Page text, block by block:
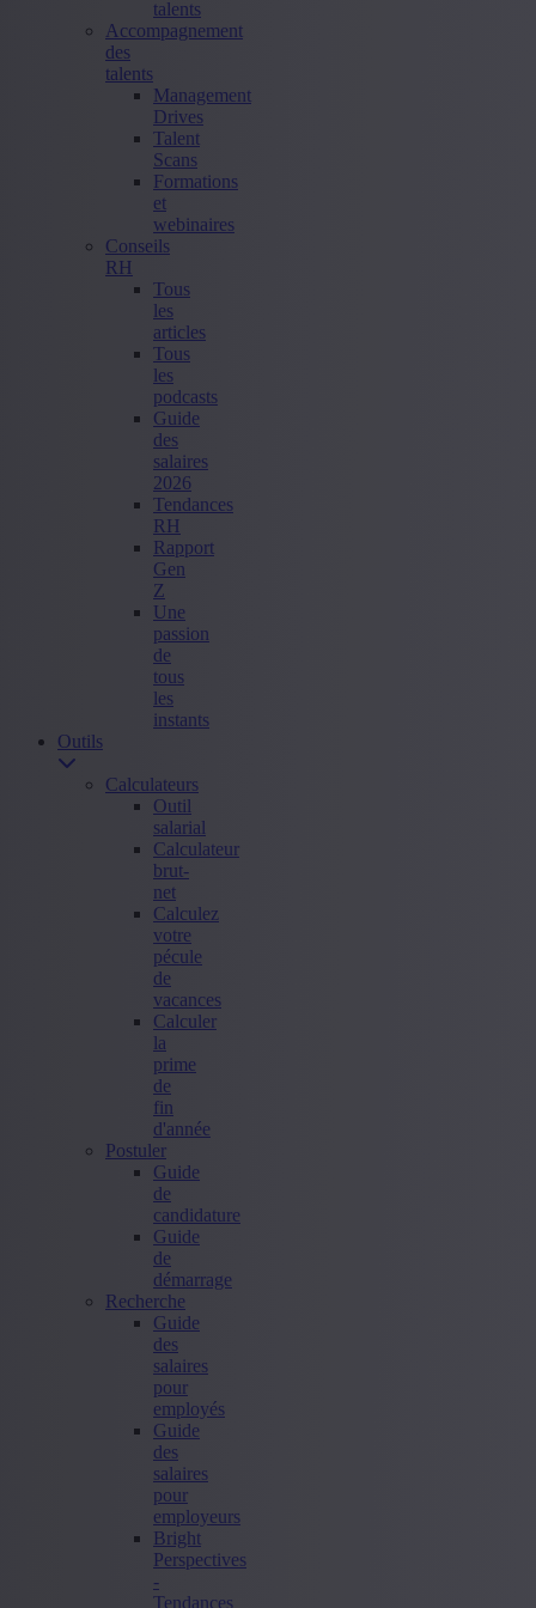
talents
Accompagnement
des
talents
Management
Drives
Talent
Scans
Formations
et
webinaires
Conseils
RH
Tous
les
articles
Tous
les
podcasts
Guide
des
salaires
2026
Tendances
RH
Rapport
Gen
Z
Une
passion
de
tous
les
instants
Outils
Calculateurs
Outil
salarial
Calculateur
brut-
net
Calculez
votre
pécule
de
vacances
Calculer
la
prime
de
fin
d'année
Postuler
Guide
de
candidature
Guide
de
démarrage
Recherche
Guide
des
salaires
pour
employés
Guide
des
salaires
pour
employeurs
Bright
Perspectives
-
Tendances